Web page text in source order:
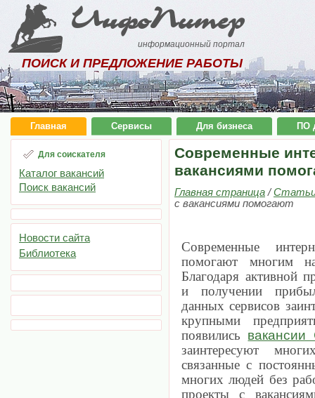
ИнфоПитер
информационный портал
ПОИСК И ПРЕДЛОЖЕНИЕ РАБОТЫ
Главная Сервисы Для бизнеса ПО
Для соискателя
Каталог вакансий
Поиск вакансий
Новости сайта
Библиотека
Современные
вакансиями
Главная страница/
с вакансиями помогают
Современные
помогают многим
Благодаря активной
и получении
данных сервисов
крупными
появились вакансии
заинтересуют
связанные с
многих людей без
проекты с